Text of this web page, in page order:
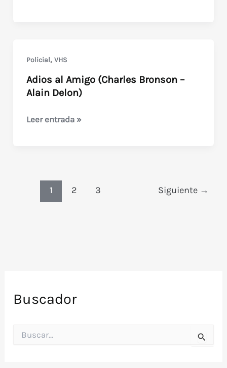
con
Toshiro
Mifune)
Policial, VHS
Adios al Amigo (Charles Bronson –
Alain Delon)
Adios
Alain
Leer entrada »
1 2 3 Siguiente →
Buscador